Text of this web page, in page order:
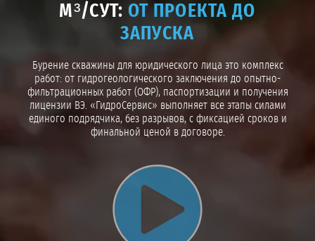
М³/СУТ: ОТ ПРОЕКТА ДО
ЗАПУСКА
Бурение скважины для юридического лица это комплекс
работ: от гидрогеологического заключения до опытно-
фильтрационных работ (ОФР), паспортизации и получения
лицензии ВЭ. «ГидроСервис» выполняет все этапы силами
единого подрядчика, без разрывов, с фиксацией сроков и
финальной ценой в договоре.
Воспроизвести видео